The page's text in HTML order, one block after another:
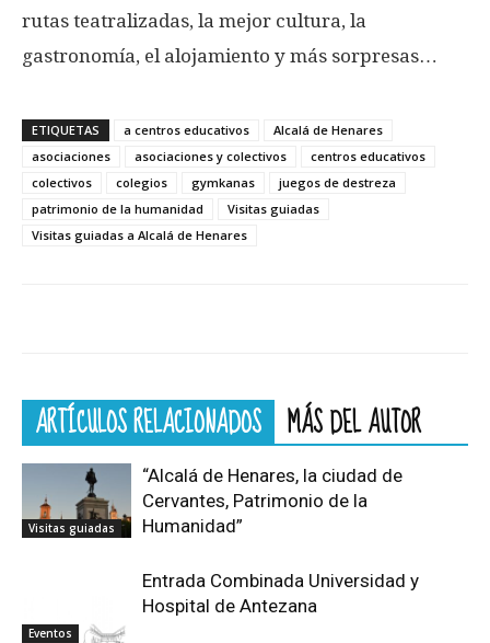
rutas teatralizadas, la mejor cultura, la
gastronomía, el alojamiento y más sorpresas…
ETIQUETAS a centros educativos
Alcalá de Henares
asociaciones
asociaciones y colectivos
centros educativos
colectivos
colegios gymkanas
juegos de destreza
patrimonio de la humanidad
Visitas guiadas
Visitas guiadas a Alcalá de Henares
ARTÍCULOS RELACIONADOS MÁS DEL AUTOR
Visitas guiadas
“Alcalá de Henares, la ciudad de
Cervantes, Patrimonio de la
Humanidad”
Eventos
Entrada Combinada Universidad y
Hospital de Antezana